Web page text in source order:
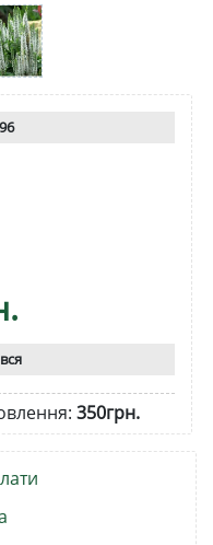
350грн.